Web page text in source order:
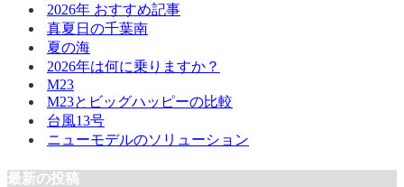
2026年 おすすめ記事
真夏日の千葉南
夏の海
2026年は何に乗りますか？
M23
M23とビッグハッピーの比較
台風13号
ニューモデルのソリューション
最新の投稿